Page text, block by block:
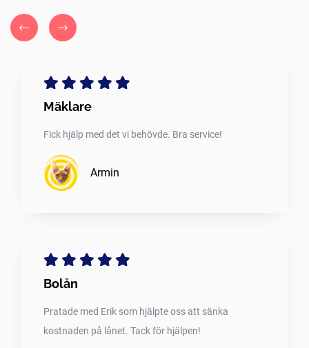
Mäklare
Fick hjälp med det vi behövde. Bra service!
Armin
Bolån
Pratade med Erik som hjälpte oss att sänka
kostnaden på lånet. Tack för hjälpen!